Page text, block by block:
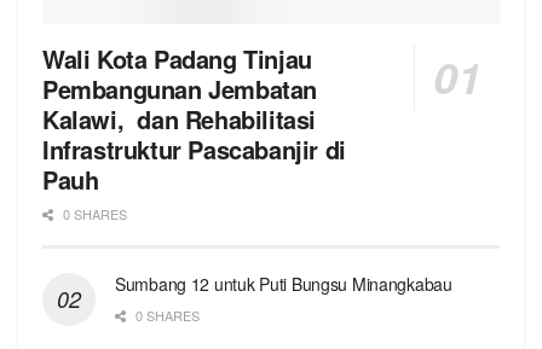
Wali Kota Padang Tinjau
Pembangunan Jembatan
Kalawi, dan Rehabilitasi
Infrastruktur Pascabanjir di
Pauh
0 SHARES
Sumbang 12 untuk Puti Bungsu Minangkabau
0 SHARES